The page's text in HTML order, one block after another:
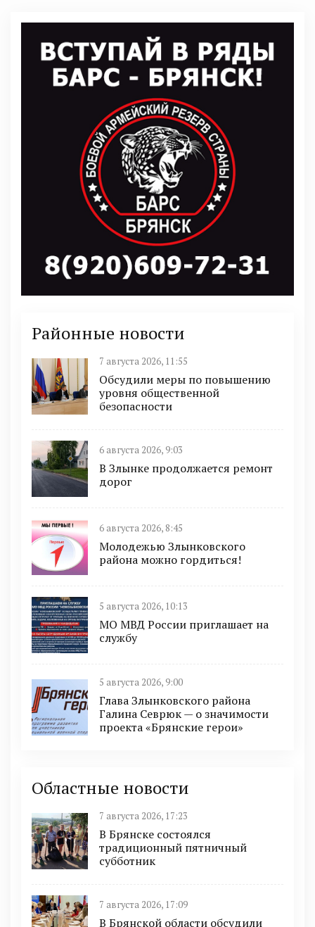
Районные новости
7 августа 2026, 11:55
Обсудили меры по повышению
уровня общественной
безопасности
6 августа 2026, 9:03
В Злынке продолжается ремонт
дорог
6 августа 2026, 8:45
Молодежью Злынковского
района можно гордиться!
5 августа 2026, 10:13
МО МВД России приглашает на
службу
5 августа 2026, 9:00
Глава Злынковского района
Галина Севрюк — о значимости
проекта «Брянские герои»
Областные новости
7 августа 2026, 17:23
В Брянске состоялся
традиционный пятничный
субботник
7 августа 2026, 17:09
В Брянской области обсудили